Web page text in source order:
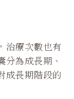
治療次數也有
為成長期、
成長期階段的